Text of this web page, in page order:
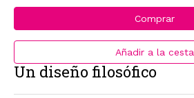
Comprar
Añadir a la cesta
Un diseño filosófico